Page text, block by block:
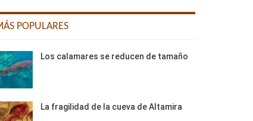
POPULARES
Los calamares se reducen de tamaño
La fragilidad de la cueva de Altamira